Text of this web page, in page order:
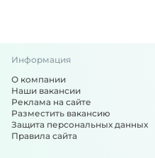
Информация
О компании
Наши вакансии
Реклама на сайте
Разместить вакансию
Защита персональных данных
Правила сайта